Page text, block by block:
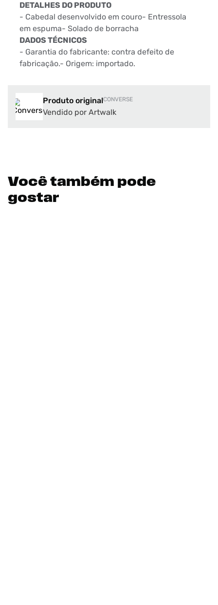
DETALHES DO PRODUTO
- Cabedal desenvolvido em couro- Entressola
em espuma- Solado de borracha
DADOS TÉCNICOS
- Garantia do fabricante: contra defeito de
fabricação.- Origem: importado.
Produto originalCONVERSE
Vendido por Artwalk
Você também pode
gostar